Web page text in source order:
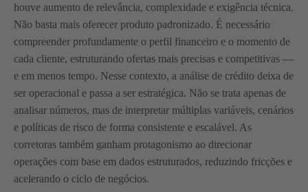
houve aumento de relevância, complexidade e exigência técnica.
Não basta mais oferecer produto padronizado. É necessário
compreender profundamente o perfil financeiro e o momento de
cada cliente, estruturando ofertas mais precisas e competitivas —
e em menos tempo. Nesse contexto, a análise de crédito deixa de
ser operacional e passa a ser estratégica. Não se trata apenas de
analisar números, mas de interpretar múltiplas variáveis, cenários
e políticas de risco de forma consistente e escalável. As
corretoras também ganham protagonismo ao direcionar
operações com base em dados estruturados, reduzindo fricções e
acelerando o ciclo de negócios.